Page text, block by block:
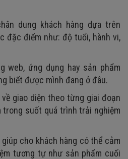
dung khách hàng dựa trên
đặc điểm như: độ tuổi, hành vi,
web, ứng dụng hay sản phẩm
biết được mình đang ở đâu.
giao diện theo từng giai đoạn
trong suốt quá trình trải nghiệm
cho khách hàng có thể cảm
tương tự như sản phẩm cuối